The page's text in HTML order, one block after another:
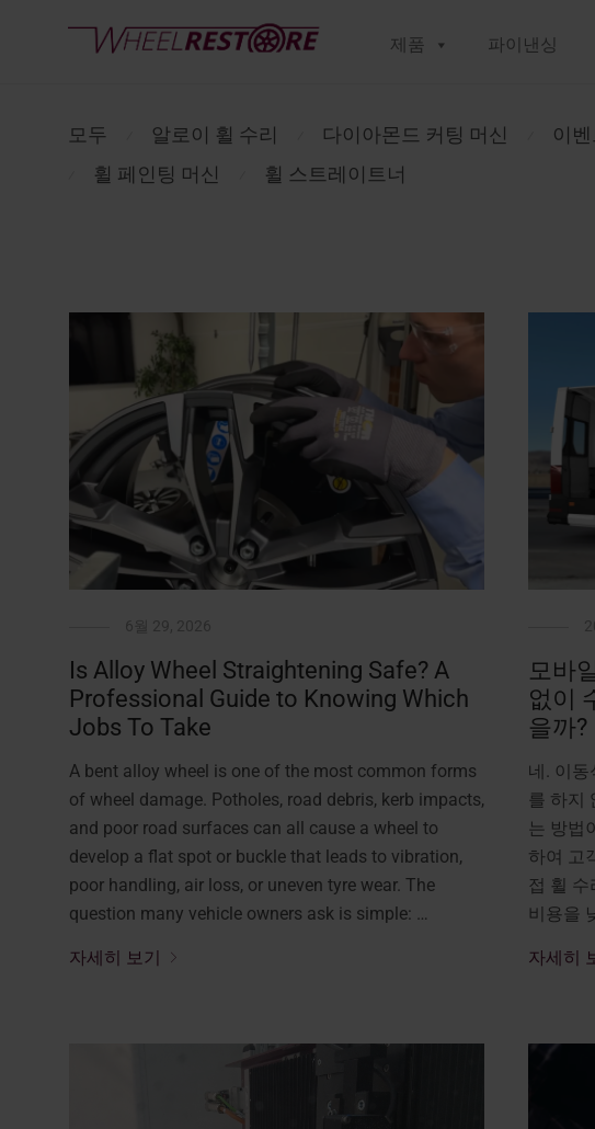
제품 파이낸싱
모두 알로이 휠 수리 다이아몬드 커팅 머신 이벤
휠 페인팅 머신 휠 스트레이트너
Is Alloy Wheel Straightening Safe? A
Professional Guide to Knowing Which
Jobs To Take
A bent alloy wheel is one of the most common forms
of wheel damage. Potholes, road debris, kerb impacts,
and poor road surfaces can all cause a wheel to
develop a flat spot or buckle that leads to vibration,
poor handling, air loss, or uneven tyre wear. The
question many vehicle owners ask is simple: …
자세히 보기
모바
없이
을까?
네. 이
를 하지
는 방법
하여 고
접 휠
비용을
자세히